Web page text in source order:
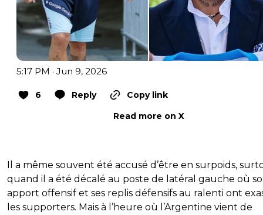
5:17 PM · Jun 9, 2026
6 Reply
Copy link
Read more on X
Il a même souvent été accusé d’être en surpoids,
quand il a été décalé au poste de latéral gauche où
apport offensif et ses replis défensifs au ralenti ont
les supporters. Mais à l’heure où l’Argentine vient de